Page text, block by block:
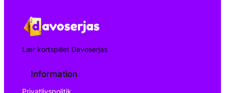
Lær kortspillet Davoserjas
Information